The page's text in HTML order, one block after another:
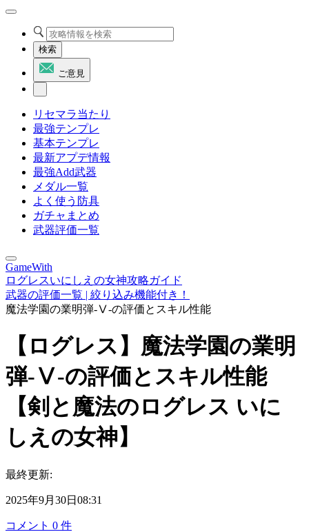
検索
ご意見
リセマラ当たり
最強テンプレ
基本テンプレ
最新アプデ情報
最強Add武器
メダル一覧
よく使う防具
ガチャまとめ
武器評価一覧
GameWith
ログレスいにしえの女神攻略ガイド
武器の評価一覧 | 絞り込み機能付き！
魔法学園の業明弾-Ⅴ-の評価とスキル性能
【ログレス】魔法学園の業明
弾-Ⅴ-の評価とスキル性能
【剣と魔法のログレス いに
しえの女神】
最終更新:
2025年9月30日08:31
コメント 0 件